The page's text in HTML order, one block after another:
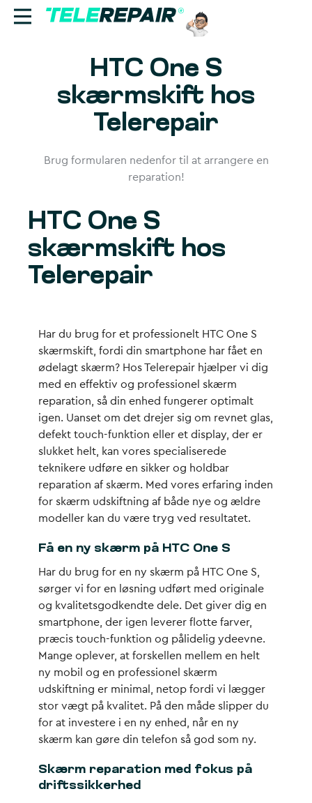
Reparation
Ring til os:
+45 70 60 55 90
HTC One S
skærmskift hos
Telerepair
Brug formularen nedenfor til at arrangere en
reparation!
HTC One S
skærmskift hos
Telerepair
Har du brug for et professionelt HTC One S
skærmskift, fordi din smartphone har fået en
ødelagt skærm? Hos Telerepair hjælper vi dig
med en effektiv og professionel skærm
reparation, så din enhed fungerer optimalt
igen. Uanset om det drejer sig om revnet glas,
defekt touch-funktion eller et display, der er
slukket helt, kan vores specialiserede
teknikere udføre en sikker og holdbar
reparation af skærm. Med vores erfaring inden
for skærm udskiftning af både nye og ældre
modeller kan du være tryg ved resultatet.
Få en ny skærm på HTC One S
Har du brug for en ny skærm på HTC One S,
sørger vi for en løsning udført med originale
og kvalitetsgodkendte dele. Det giver dig en
smartphone, der igen leverer flotte farver,
præcis touch-funktion og pålidelig ydeevne.
Mange oplever, at forskellen mellem en helt
ny mobil og en professionel skærm
udskiftning er minimal, netop fordi vi lægger
stor vægt på kvalitet. På den måde slipper du
for at investere i en ny enhed, når en ny
skærm kan gøre din telefon så god som ny.
Skærm reparation med fokus på
driftssikkerhed